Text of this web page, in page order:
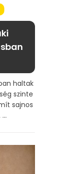
haltak
szinte
sajnos